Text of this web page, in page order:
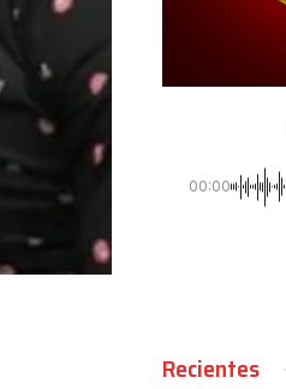
00:00
Recientes